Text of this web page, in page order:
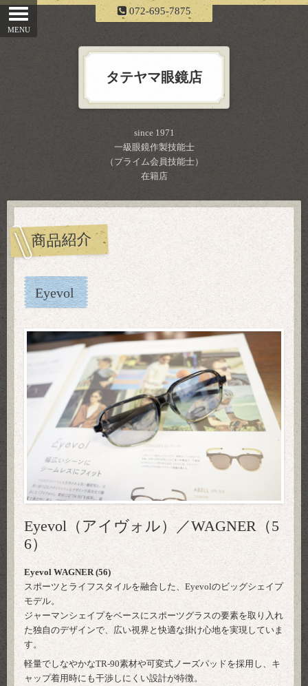
072-695-7875
タテヤマ眼鏡店
since 1971
一級眼鏡作製技能士
（プライム会員技能士）
在籍店
商品紹介
Eyevol
Eyevol（アイヴォル）／WAGNER（5
6）
Eyevol WAGNER (56)
スポーツとライフスタイルを融合した、Eyevolのビッグシェイプ
モデル。
ジャーマンシェイプをベースにスポーツグラスの要素を取り入れ
た独自のデザインで、広い視界と快適な掛け心地を実現していま
す。
軽量でしなやかなTR-90素材や可変式ノーズパッドを採用し、キ
ャップ着用時にも干渉しにくい設計が特徴。